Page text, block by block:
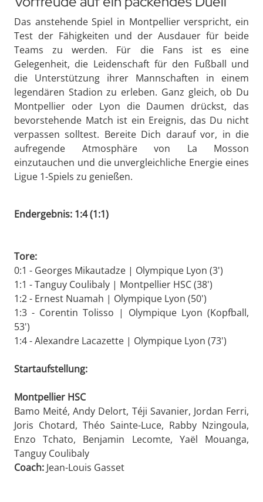
Das anstehende Spiel in Montpellier verspricht, ein
Test der Fähigkeiten und der Ausdauer für beide
Teams zu werden. Für die Fans ist es eine
Gelegenheit, die Leidenschaft für den Fußball und
die Unterstützung ihrer Mannschaften in einem
legendären Stadion zu erleben. Ganz gleich, ob Du
Montpellier oder Lyon die Daumen drückst, das
bevorstehende Match ist ein Ereignis, das Du nicht
verpassen solltest. Bereite Dich darauf vor, in die
aufregende Atmosphäre von La Mosson
einzutauchen und die unvergleichliche Energie eines
Ligue 1-Spiels zu genießen.
Endergebnis: 1:4 (1:1)
Tore:
0:1 - Georges Mikautadze | Olympique Lyon (3')
1:1 - Tanguy Coulibaly | Montpellier HSC (38')
1:2 - Ernest Nuamah | Olympique Lyon (50')
1:3 - Corentin Tolisso | Olympique Lyon (Kopfball,
53')
1:4 - Alexandre Lacazette | Olympique Lyon (73')
Startaufstellung:
Montpellier HSC
Bamo Meité, Andy Delort, Téji Savanier, Jordan Ferri,
Joris Chotard, Théo Sainte-Luce, Rabby Nzingoula,
Enzo Tchato, Benjamin Lecomte, Yaël Mouanga,
Tanguy Coulibaly
Coach: Jean-Louis Gasset